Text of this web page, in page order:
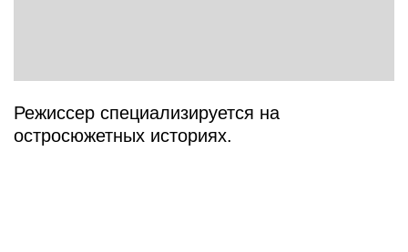
Режиссер специализируется на
остросюжетных историях.